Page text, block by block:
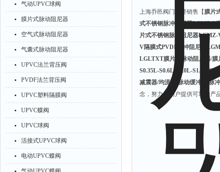
气动UPVC球阀
膜片式脉动阻尼器
空气式脉动阻尼器
气囊式脉动阻尼器
UPVC法兰背压阀
PVDF法兰背压阀
UPVC塑料隔膜阀
UPVC蝶阀
UPVC球阀
活接式UPVC球阀
电动UPVC蝶阀
上海乔邑阀门主要销售【膜片
式不锈钢脉冲阻尼器LGMZ-P
片式不锈钢脉动阻尼器
V隔膜式PVDF脉冲阻尼器
LGLTXT膜片式脉动阻尼器/膜
S0.35L-S0.6L-S1.0L-S1.5L-
减震器/均流器/脉动缓冲罐/脉
念，努力为用户提供可靠的产